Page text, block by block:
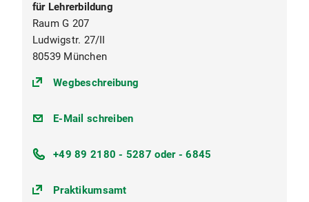
für Lehrerbildung
Raum G 207
Ludwigstr. 27/II
80539 München
Wegbeschreibung
praktikumsamt-
E-Mail schreiben
+49 89 2180 - 5287 oder - 6845
Praktikumsamt